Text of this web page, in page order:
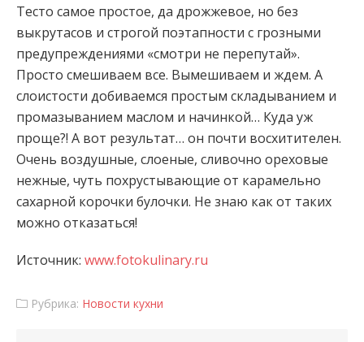
Тесто самое простое, да дрожжевое, но без
выкрутасов и строгой поэтапности с грозными
предупреждениями «смотри не перепутай».
Просто смешиваем все. Вымешиваем и ждем. А
слоистости добиваемся простым складыванием и
промазыванием маслом и начинкой… Куда уж
проще?! А вот результат… он почти восхитителен.
Очень воздушные, слоеные, сливочно ореховые
нежные, чуть похрустывающие от карамельно
сахарной корочки булочки. Не знаю как от таких
можно отказаться!
Источник: www.fotokulinary.ru
Рубрика: Новости кухни